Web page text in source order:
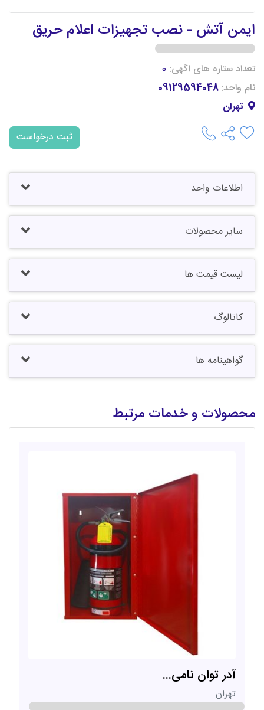
ایمن آتش - نصب تجهیزات اعلام حریق
تعداد ستاره های اگهی: 0
نام واحد:09129594048
تهران
ثبت درخواست
اطلاعات واحد
سایر محصولات
لیست قیمت ها
کاتالوگ
گواهینامه ها
محصولات و خدمات مرتبط
آدر توان نامی...
تهران